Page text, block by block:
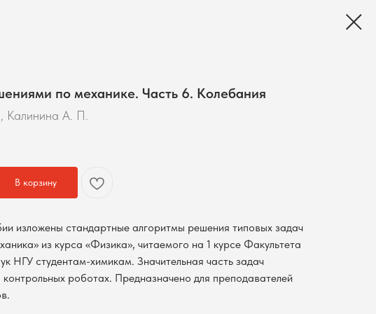
по механике. Часть 6. Колебания
Калинина А. П.
В корзину
изложены стандартные алгоритмы решения типовых задач
из курса «Физика», читаемого на 1 курсе Факультета
НГУ студентам-химикам. Значительная часть задач
контрольных роботах. Предназначено для преподавателей